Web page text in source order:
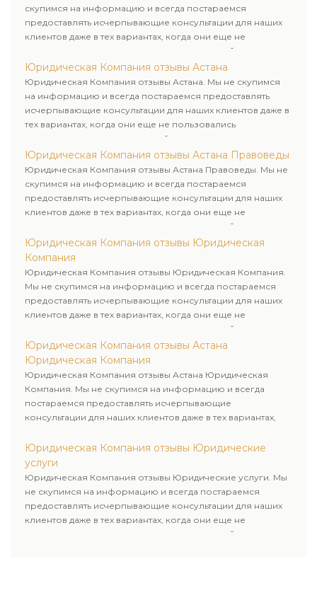
скупимся на информацию и всегда постараемся
предоставлять исчерпывающие консультации для наших
клиентов даже в тех вариантах, когда они еще не
пользовались юридическими услугами нашей компании.
Юридическая Компания отзывы Астана
Юридическая Компания отзывы Астана. Мы не скупимся
на информацию и всегда постараемся предоставлять
исчерпывающие консультации для наших клиентов даже в
тех вариантах, когда они еще не пользовались
юридическими услугами нашей компании.
Юридическая Компания отзывы Астана Правоведы
Юридическая Компания отзывы Астана Правоведы. Мы не
скупимся на информацию и всегда постараемся
предоставлять исчерпывающие консультации для наших
клиентов даже в тех вариантах, когда они еще не
пользовались юридическими услугами нашей компании.
Юридическая Компания отзывы Юридическая
Компания
Юридическая Компания отзывы Юридическая Компания.
Мы не скупимся на информацию и всегда постараемся
предоставлять исчерпывающие консультации для наших
клиентов даже в тех вариантах, когда они еще не
пользовались юридическими услугами нашей компании.
Юридическая Компания отзывы Астана
Юридическая Компания
Юридическая Компания отзывы Астана Юридическая
Компания. Мы не скупимся на информацию и всегда
постараемся предоставлять исчерпывающие
консультации для наших клиентов даже в тех вариантах,
нашей компании.
Юридическая Компания отзывы Юридические
услуги
Юридическая Компания отзывы Юридические услуги. Мы
не скупимся на информацию и всегда постараемся
предоставлять исчерпывающие консультации для наших
клиентов даже в тех вариантах, когда они еще не
пользовались юридическими услугами нашей компании.